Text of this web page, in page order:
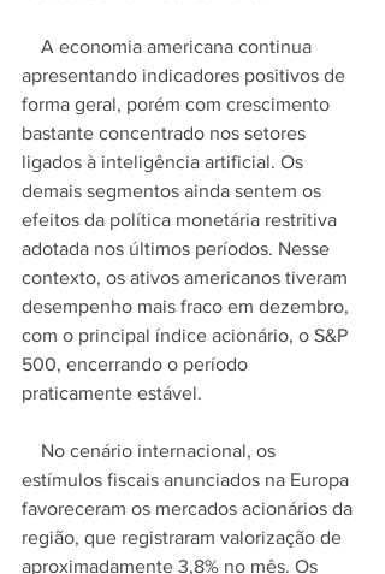
A economia americana continua
apresentando indicadores positivos de
forma geral, porém com crescimento
bastante concentrado nos setores
ligados à inteligência artificial. Os
demais segmentos ainda sentem os
efeitos da política monetária restritiva
adotada nos últimos períodos. Nesse
contexto, os ativos americanos tiveram
desempenho mais fraco em dezembro,
com o principal índice acionário, o S&P
500, encerrando o período
praticamente estável.
No cenário internacional, os
estímulos fiscais anunciados na Europa
favoreceram os mercados acionários da
região, que registraram valorização de
aproximadamente 3,8% no mês. Os